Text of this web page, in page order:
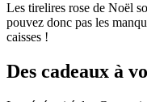
Les tirelires rose de Noël
pouvez donc pas les
caisses !
Des cadeaux à